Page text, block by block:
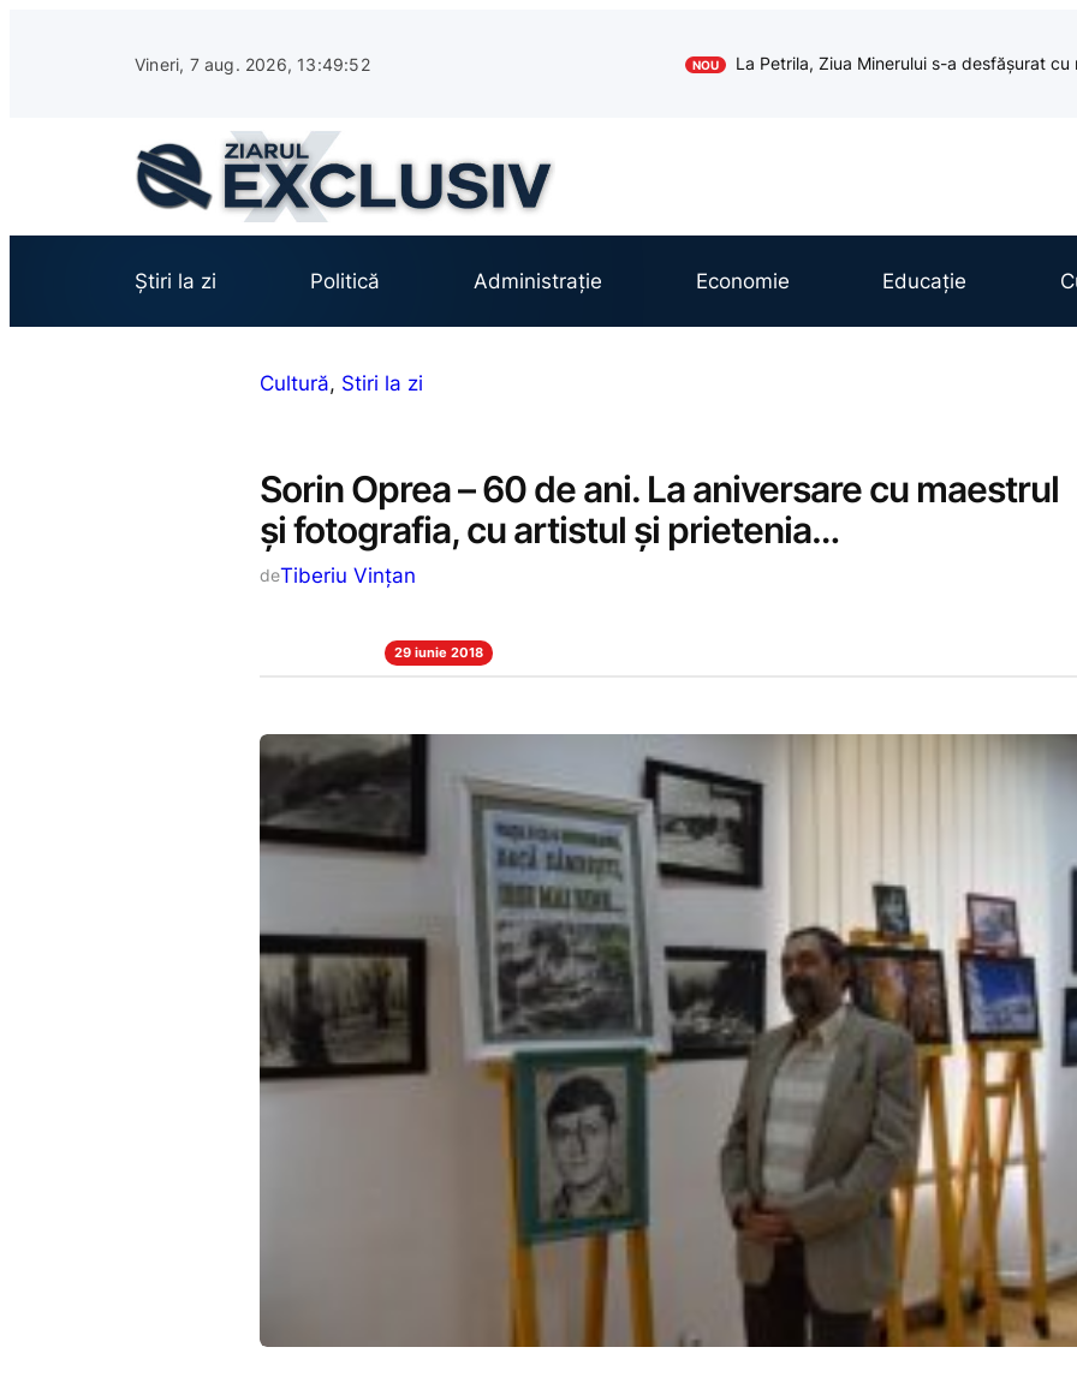
Vineri, 7 aug. 2026, 13:49:53 NOU La Petrila, Ziua Minerului s-a desfășurat
Știri la zi Politică Administrație Economie Educație
Cultură, Stiri la zi
Sorin Oprea – 60 de ani. La aniversare cu maestrul
şi fotografia, cu artistul şi prietenia…
deTiberiu Vințan
29 iunie 2018